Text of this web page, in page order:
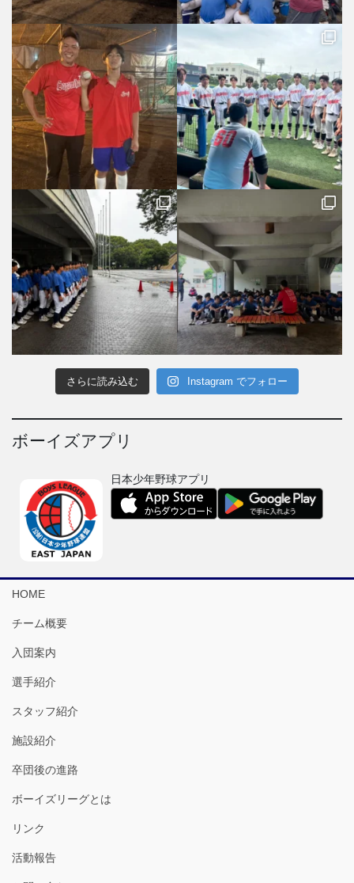
さらに読み込む Instagram でフォロー
ボーイズアプリ
日本少年野球アプリ
HOME
チーム概要
入団案内
選手紹介
スタッフ紹介
施設紹介
卒団後の進路
ボーイズリーグとは
リンク
活動報告